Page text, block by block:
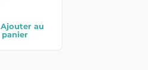
Ajouter au
panier